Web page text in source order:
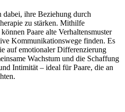
dabei, ihre Beziehung durch
zu stärken. Mithilfe
Paare alte Verhaltensmuster
Kommunikationswege finden. Es
auf emotionaler Differenzierung
Wachstum und die Schaffung
Intimität – ideal für Paare, die an